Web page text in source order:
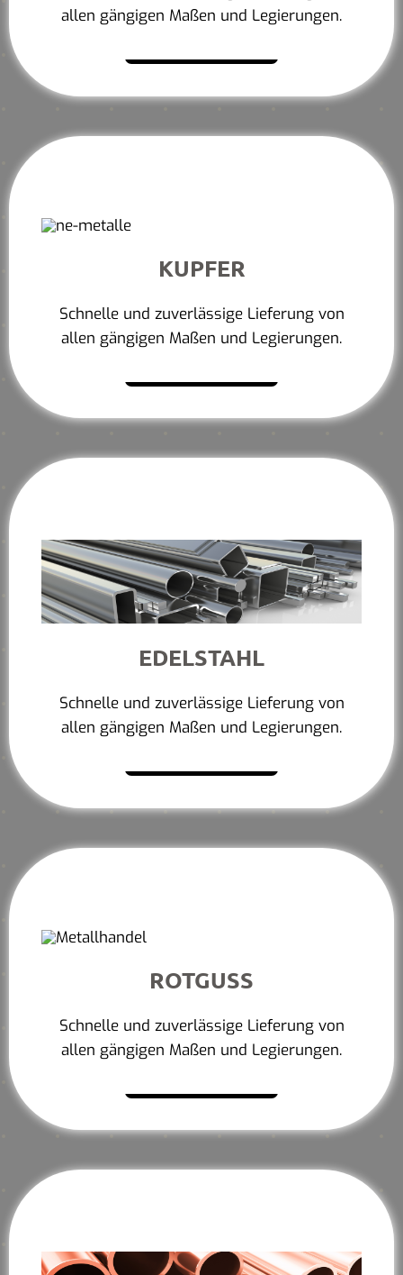
allen gängigen Maßen und Legierungen.
KUPFER
Schnelle und zuverlässige Lieferung von
allen gängigen Maßen und Legierungen.
EDELSTAHL
Schnelle und zuverlässige Lieferung von
allen gängigen Maßen und Legierungen.
ROTGUSS
Schnelle und zuverlässige Lieferung von
allen gängigen Maßen und Legierungen.